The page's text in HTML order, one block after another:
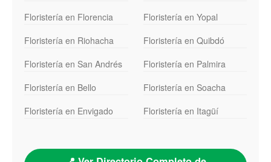
Floristería en Florencia
Floristería en Yopal
Floristería en Riohacha
Floristería en Quibdó
Floristería en San Andrés
Floristería en Palmira
Floristería en Bello
Floristería en Soacha
Floristería en Envigado
Floristería en Itagüí